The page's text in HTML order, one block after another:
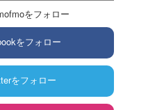
をフォロー
をフォロー
をフォロー